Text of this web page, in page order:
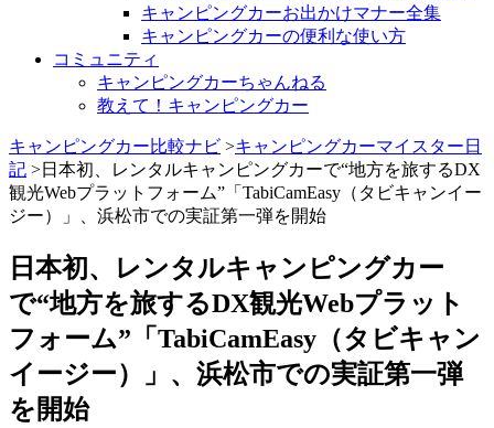
キャンピングカーお出かけマナー全集
キャンピングカーの便利な使い方
コミュニティ
キャンピングカーちゃんねる
教えて！キャンピングカー
キャンピングカー比較ナビ >キャンピングカーマイスター日
記 >日本初、レンタルキャンピングカーで“地方を旅するDX
観光Webプラットフォーム”「TabiCamEasy（タビキャンイー
ジー）」、浜松市での実証第一弾を開始
日本初、レンタルキャンピングカー
で“地方を旅するDX観光Webプラット
フォーム”「TabiCamEasy（タビキャン
イージー）」、浜松市での実証第一弾
を開始